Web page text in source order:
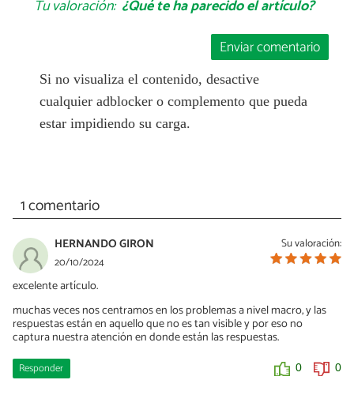
Tu valoración: ¿Qué te ha parecido el artículo?
Enviar comentario
Si no visualiza el contenido, desactive
cualquier adblocker o complemento que pueda
estar impidiendo su carga.
1 comentario
Su valoración:
HERNANDO GIRON
20/10/2024
excelente artículo.
muchas veces nos centramos en los problemas a nivel macro, y las
respuestas están en aquello que no es tan visible y por eso no
captura nuestra atención en donde están las respuestas.
Responder 0 0